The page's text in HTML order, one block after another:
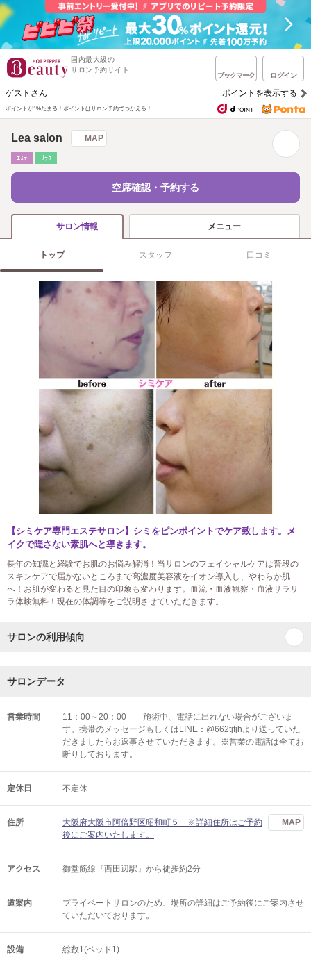
国内最大級の
サロン予約サイト
ブックマーク ログイン
ゲストさん ポイントを表示する
ポイントが1%たまる！ ポイントはサロン予約でつかえる！
Lea salon MAP
ｴｽﾃ ﾘﾗｸ
空席確認・予約する
サロン情報 メニュー
トップ スタッフ 口コミ
【シミケア専門エステサロン】シミをピンポイントでケア致します。メ
イクで隠さない素肌へと導きます。
長年の知識と経験でお肌のお悩み解消！当サロンのフェイシャルケアは普段の
スキンケアで届かないところまで高濃度美容液をイオン導入し、やわらか肌
へ！お肌が変わると見た目の印象も変わります。血流・血液観察・血液サラサ
ラ体験無料！現在の体調等をご説明させていただきます。
サロンの利用傾向
サロンデータ
営業時間
11：00～20：00 施術中、電話に出れない場合がございま
す。携帯のメッセージもしくはLINE：@662tjfjhより送っていた
だきましたらお返事させていただきます。※営業の電話は全てお
断りしております。
定休日 不定休
住所
大阪府大阪市阿倍野区昭和町５ ※詳細住所はご予約
後にご案内いたします。
MAP
アクセス 御堂筋線『西田辺駅』から徒歩約2分
道案内
プライベートサロンのため、場所の詳細はご予約後にご案内させ
ていただいております。
設備 総数1(ベッド1)